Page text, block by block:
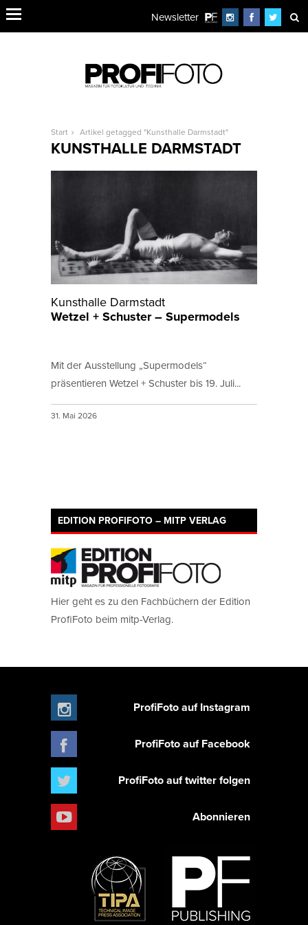
Newsletter
Start Artikel getagged "Kunsthalle Darmstadt"
KUNSTHALLE DARMSTADT
Kunsthalle Darmstadt
Wetzel + Schuster – Supermodels
Mit der Ausstellung „Supermodels“
präsentieren Wetzel + Schuster bis 19. Juli...
31. Mai 2026
EDITION PROFIFOTO – MITP VERLAG
Hier geht es zu den Fachbüchern der Edition
ProfiFoto beim mitp-Verlag.
ProfiFoto auf Instagram
ProfiFoto auf Facebook
ProfiFoto auf twitter folgen
Abonnieren